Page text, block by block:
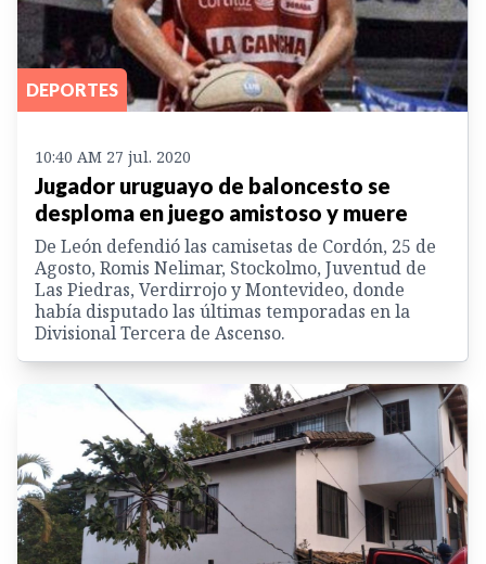
DEPORTES
10:40 AM 27 jul. 2020
Jugador uruguayo de baloncesto se
desploma en juego amistoso y muere
De León defendió las camisetas de Cordón, 25 de
Agosto, Romis Nelimar, Stockolmo, Juventud de
Las Piedras, Verdirrojo y Montevideo, donde
había disputado las últimas temporadas en la
Divisional Tercera de Ascenso.